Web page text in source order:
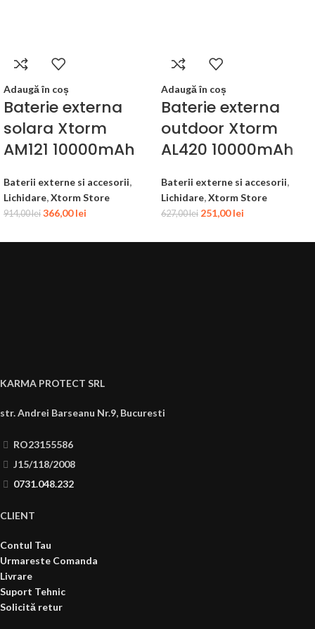
Adaugă în coș
Baterie externa
solara Xtorm
AM121 10000mAh
Baterii externe si accesorii,
Lichidare,Xtorm Store
914,00lei 366,00lei
Adaugă în coș
Baterie externa
outdoor Xtorm
AL420 10000mAh
Baterii externe si accesorii,
Lichidare,Xtorm Store
627,00lei 251,00lei
KARMA PROTECT SRL
str. Andrei Barseanu Nr.9, Bucuresti
RO23155586
J15/118/2008
0731.048.232
CLIENT
Contul Tau
Urmareste Comanda
Livrare
Suport Tehnic
Solicită retur